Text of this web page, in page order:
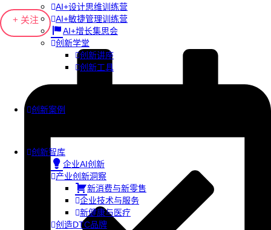
AI+设计思维训练营
AI+敏捷管理训练营
AI+增长集思会
创新学堂
创新讲座
创新工具
创新案例
创新智库
企业AI创新
产业创新洞察
新消费与新零售
企业技术与服务
新健康与医疗
创造DTC品牌
+ 关注